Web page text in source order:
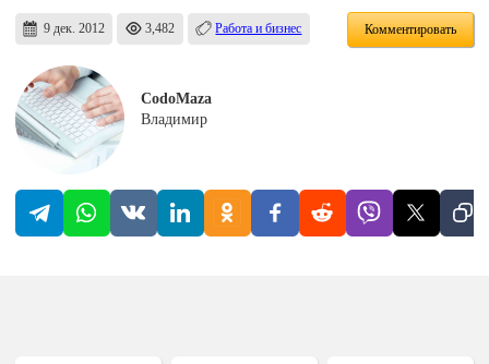
9 дек. 2012 3,482 Работа и бизнес Комментировать
CodoMaza
Владимир